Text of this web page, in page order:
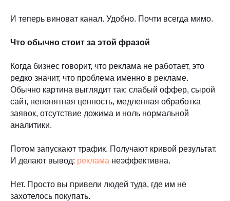
И теперь виноват канал. Удобно. Почти всегда мимо.
Что обычно стоит за этой фразой
Когда бизнес говорит, что реклама не работает, это
редко значит, что проблема именно в рекламе.
Обычно картина выглядит так: слабый оффер, сырой
сайт, непонятная ценность, медленная обработка
заявок, отсутствие дожима и ноль нормальной
аналитики.
Потом запускают трафик. Получают кривой результат.
И делают вывод: реклама неэффективна.
Нет. Просто вы привели людей туда, где им не
захотелось покупать.